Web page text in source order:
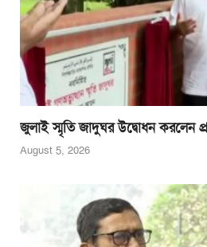
জুলাই স্মৃতি জাদুঘর উদ্বোধন করলেন
August 5, 2026